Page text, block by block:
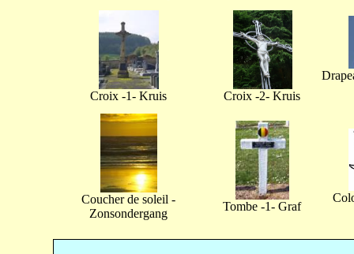
Croix -1- Kruis Croix -2- Kruis
Coucher de soleil -
Zonsondergang
Tombe -1- Graf